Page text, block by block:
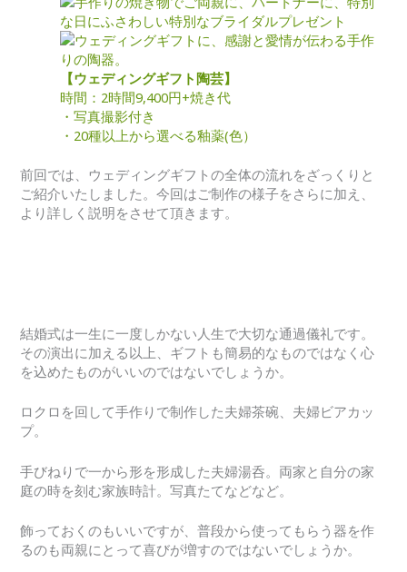
【ウェディングギフト陶芸】
時間：2時間9,400円+焼き代
・写真撮影付き
・20種以上から選べる釉薬(色）
前回では、ウェディングギフトの全体の流れをざっくりと
ご紹介いたしました。今回はご制作の様子をさらに加え、
より詳しく説明をさせて頂きます。
結婚式は一生に一度しかない人生で大切な通過儀礼です。
その演出に加える以上、ギフトも簡易的なものではなく心
を込めたものがいいのではないでしょうか。
ロクロを回して手作りで制作した夫婦茶碗、夫婦ビアカッ
プ。
手びねりで一から形を形成した夫婦湯呑。両家と自分の家
庭の時を刻む家族時計。写真たてなどなど。
飾っておくのもいいですが、普段から使ってもらう器を作
るのも両親にとって喜びが増すのではないでしょうか。